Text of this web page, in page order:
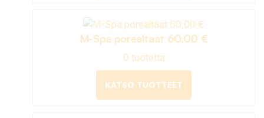
M-Spa porealtaat 60,00 €
0 tuotetta
KATSO TUOTTEET